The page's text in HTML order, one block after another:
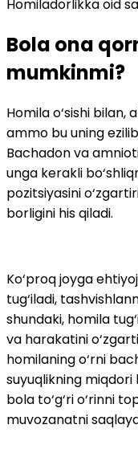
Homiladorlikka oid
Bola ona
mumkinmi?
Homila o‘sishi
ammo bu uning
Bachadon va
unga kerakli
pozitsiyasini
borligini his qiladi.
Ko‘proq joyga
tug‘iladi,
shundaki, homila
va harakatini
homilaning o‘rni
suyuqlikning miqdori
bola to‘g‘ri o‘rinni
muvozanatni